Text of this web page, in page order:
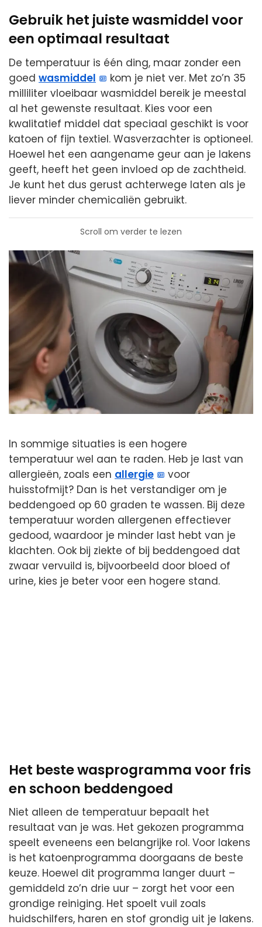
Gebruik het juiste wasmiddel voor
een optimaal resultaat
De temperatuur is één ding, maar zonder een
goed wasmiddel
kom je niet ver. Met zo’n 35
milliliter vloeibaar wasmiddel bereik je meestal
al het gewenste resultaat. Kies voor een
kwalitatief middel dat speciaal geschikt is voor
katoen of fijn textiel. Wasverzachter is optioneel.
Hoewel het een aangename geur aan je lakens
geeft, heeft het geen invloed op de zachtheid.
Je kunt het dus gerust achterwege laten als je
liever minder chemicaliën gebruikt.
Scroll om verder te lezen
In sommige situaties is een hogere
temperatuur wel aan te raden. Heb je last van
allergieën, zoals een allergie
voor
huisstofmijt? Dan is het verstandiger om je
beddengoed op 60 graden te wassen. Bij deze
temperatuur worden allergenen effectiever
gedood, waardoor je minder last hebt van je
klachten. Ook bij ziekte of bij beddengoed dat
zwaar vervuild is, bijvoorbeeld door bloed of
urine, kies je beter voor een hogere stand.
Het beste wasprogramma voor fris
en schoon beddengoed
Niet alleen de temperatuur bepaalt het
resultaat van je was. Het gekozen programma
speelt eveneens een belangrijke rol. Voor lakens
is het katoenprogramma doorgaans de beste
keuze. Hoewel dit programma langer duurt –
gemiddeld zo’n drie uur – zorgt het voor een
grondige reiniging. Het spoelt vuil zoals
huidschilfers, haren en stof grondig uit je lakens.